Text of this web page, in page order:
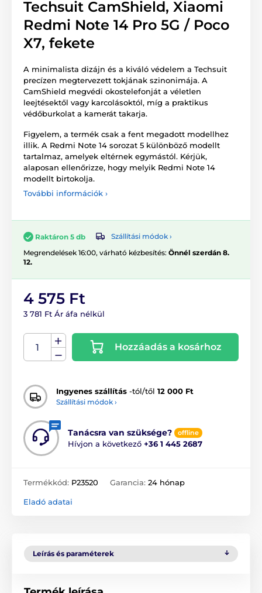
Techsuit CamShield, Xiaomi
Redmi Note 14 Pro 5G / Poco
X7, fekete
A minimalista dizájn és a kiváló védelem a Techsuit
precízen megtervezett tokjának szinonimája. A
CamShield megvédi okostelefonját a véletlen
leejtésektől vagy karcolásoktól, míg a praktikus
védőburkolat a kamerát takarja.
Figyelem, a termék csak a fent megadott modellhez
illik. A Redmi Note 14 sorozat 5 különböző modellt
tartalmaz, amelyek eltérnek egymástól. Kérjük,
alaposan ellenőrizze, hogy melyik Redmi Note 14
modellt birtokolja.
További információk ›
Raktáron 5 db
Szállítási módok ›
Megrendelések 16:00, várható kézbesítés: Önnél szerdán 8.
12.
4 575 Ft
3 781 Ft Ár áfa nélkül
Hozzáadás a kosárhoz
Ingyenes szállítás -tól/től 12 000 Ft
Szállítási módok ›
Tanácsra van szüksége? offline
Hívjon a következő +36 1 445 2687
Termékkód: P23520 Garancia: 24 hónap
Eladó adatai
Leírás és paraméterek